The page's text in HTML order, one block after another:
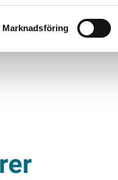
Marknadsföring